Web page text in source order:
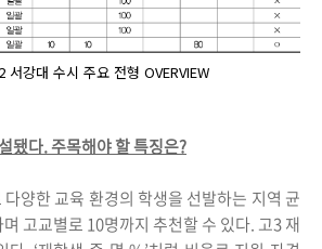
서강대 수시 주요 전형 OVERVIEW
됐다. 주목해야 할 특징은?
양한 교육 환경의 학생을 선발하는 지역 균
고교별로 10명까지 추천할 수 있다. 고3 재